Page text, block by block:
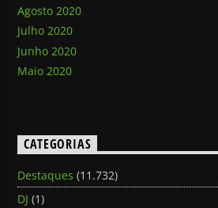
Agosto 2020
Julho 2020
Junho 2020
Maio 2020
CATEGORIAS
Destaques (11.732)
DJ (1)